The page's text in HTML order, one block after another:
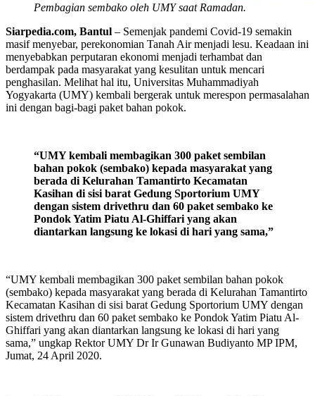
Pembagian sembako oleh UMY saat Ramadan.
Siarpedia.com, Bantul – Semenjak pandemi Covid-19 semakin
masif menyebar, perekonomian Tanah Air menjadi lesu. Keadaan ini
menyebabkan perputaran ekonomi menjadi terhambat dan
berdampak pada masyarakat yang kesulitan untuk mencari
penghasilan. Melihat hal itu, Universitas Muhammadiyah
Yogyakarta (UMY) kembali bergerak untuk merespon permasalahan
ini dengan bagi-bagi paket bahan pokok.
“UMY kembali membagikan 300 paket sembilan
bahan pokok (sembako) kepada masyarakat yang
berada di Kelurahan Tamantirto Kecamatan
Kasihan di sisi barat Gedung Sportorium UMY
dengan sistem drivethru dan 60 paket sembako ke
Pondok Yatim Piatu Al-Ghiffari yang akan
diantarkan langsung ke lokasi di hari yang sama,”
“UMY kembali membagikan 300 paket sembilan bahan pokok
(sembako) kepada masyarakat yang berada di Kelurahan Tamantirto
Kecamatan Kasihan di sisi barat Gedung Sportorium UMY dengan
sistem drivethru dan 60 paket sembako ke Pondok Yatim Piatu Al-
Ghiffari yang akan diantarkan langsung ke lokasi di hari yang
sama,” ungkap Rektor UMY Dr Ir Gunawan Budiyanto MP IPM,
Jumat, 24 April 2020.